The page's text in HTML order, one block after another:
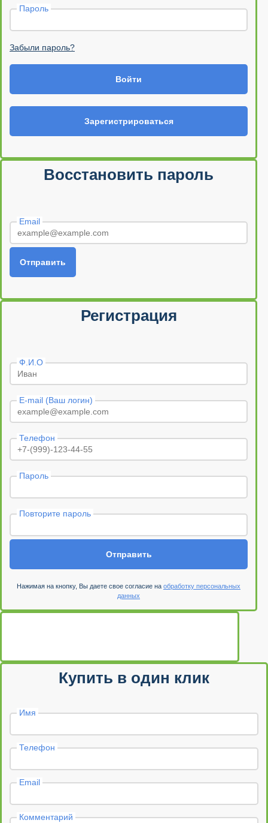
Пароль
Забыли пароль?
Войти
Зарегистрироваться
Восстановить пароль
Email
Отправить
Регистрация
Ф.И.О
E-mail (Ваш логин)
Телефон
Пароль
Повторите пароль
Отправить
Нажимая на кнопку, Вы даете свое согласие на обработку персональных
данных
Купить в один клик
Имя
Телефон
Email
Комментарий